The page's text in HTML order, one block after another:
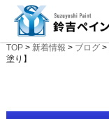
TOP> 新着情報 > ブログ>
塗り】